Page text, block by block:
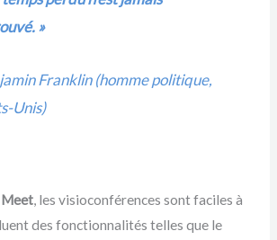
»
Franklin (homme politique,
Unis)
, les visioconférences sont faciles à
des fonctionnalités telles que le